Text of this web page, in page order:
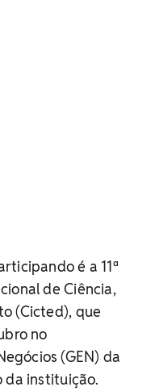
é a 11ª
de Ciência,
(Cicted), que
no
(GEN) da
da instituição.